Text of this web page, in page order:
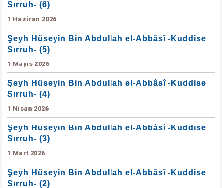
Sırruh- (6)
1 Haziran 2026
Şeyh Hüseyin Bin Abdullah el-Abbâsî -Kuddise
Sırruh- (5)
1 Mayıs 2026
Şeyh Hüseyin Bin Abdullah el-Abbâsî -Kuddise
Sırruh- (4)
1 Nisan 2026
Şeyh Hüseyin Bin Abdullah el-Abbâsî -Kuddise
Sırruh- (3)
1 Mart 2026
Şeyh Hüseyin Bin Abdullah el-Abbâsî -Kuddise
Sırruh- (2)